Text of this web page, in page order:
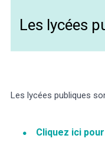
Les lycées
Les lycées publiques
Cliquez ici